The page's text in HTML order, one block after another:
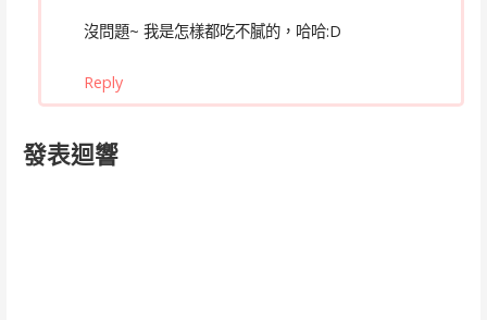
沒問題~ 我是怎樣都吃不膩的，哈哈:D
Reply
發表迴響